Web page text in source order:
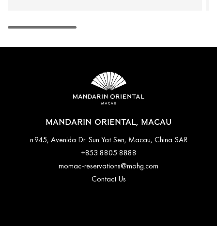
MANDARIN ORIENTAL, MACAU
n.945, Avenida Dr. Sun Yat Sen, Macau, China SAR
+853 8805 8888
momac-reservations@mohg.com
Contact Us